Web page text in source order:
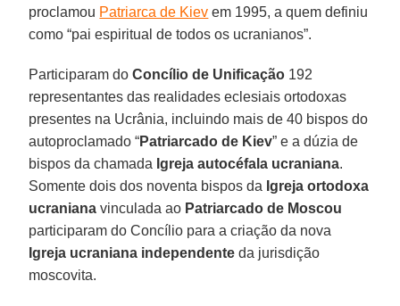
proclamou Patriarca de Kiev em 1995, a quem definiu
como “pai espiritual de todos os ucranianos”.
Participaram doConcílio de Unificação 192
representantes das realidades eclesiais ortodoxas
presentes na Ucrânia, incluindo mais de 40 bispos do
autoproclamado “Patriarcado de Kiev” e a dúzia de
bispos da chamada Igreja autocéfala ucraniana.
Somente dois dos noventa bispos da Igreja ortodoxa
ucraniana vinculada ao Patriarcado de Moscou
participaram do Concílio para a criação da nova
Igreja ucraniana independente da jurisdição
moscovita.